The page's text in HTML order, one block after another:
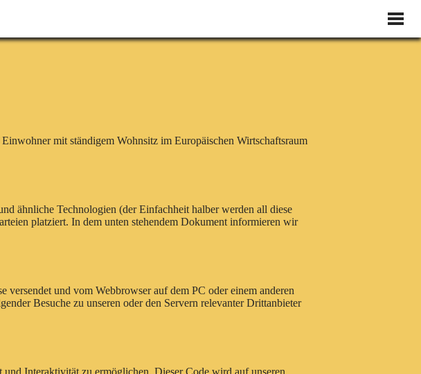
mit ständigem Wohnsitz im Europäischen Wirtschaftsraum
ähnliche Technologien (der Einfachheit halber werden all diese
platziert. In dem unten stehendem Dokument informieren wir
versendet und vom Webbrowser auf dem PC oder einem anderen
Besuche zu unseren oder den Servern relevanter Drittanbieter
Interaktivität zu ermöglichen. Dieser Code wird auf unseren